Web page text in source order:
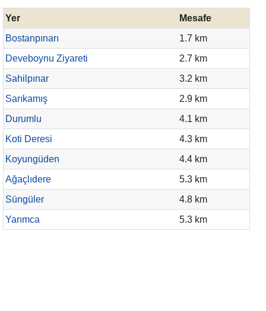
Yer
Mesafe
Bostanpınarı
1.7 km
Deveboynu Ziyareti
2.7 km
Sahilpınar
3.2 km
Sarıkamış
2.9 km
Durumlu
4.1 km
Koti Deresi
4.3 km
Koyungüden
4.4 km
Ağaçlıdere
5.3 km
Süngüler
4.8 km
Yarımca
5.3 km